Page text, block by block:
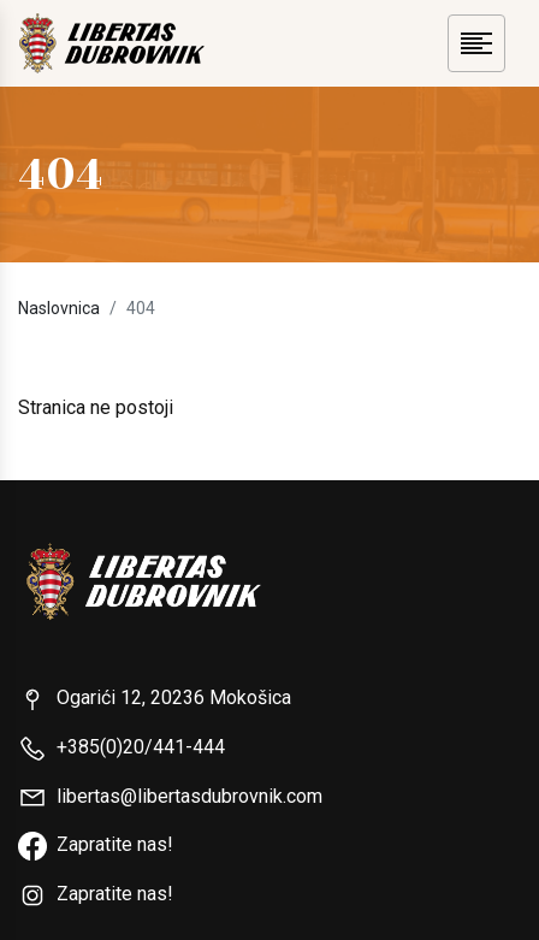
404
Naslovnica 404
Stranica ne postoji
Ogarići 12, 20236 Mokošica
+385(0)20/441-444
libertas@libertasdubrovnik.com
Zapratite nas!
Zapratite nas!